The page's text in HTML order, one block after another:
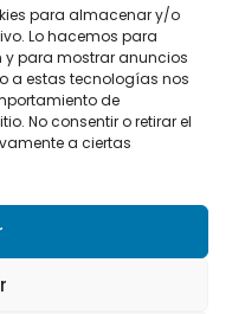
para almacenar y/o
Lo hacemos para
y para mostrar anuncios
a estas tecnologías nos
de
No consentir o retirar el
a ciertas
de privacidad